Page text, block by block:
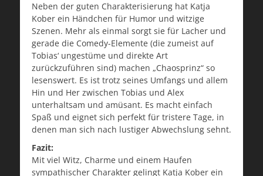
Neben der guten Charakterisierung hat Katja
Kober ein Händchen für Humor und witzige
Szenen. Mehr als einmal sorgt sie für Lacher und
gerade die Comedy-Elemente (die zumeist auf
Tobias‘ ungestüme und direkte Art
zurückzuführen sind) machen „Chaosprinz“ so
lesenswert. Es ist trotz seines Umfangs und allem
Hin und Her zwischen Tobias und Alex
unterhaltsam und amüsant. Es macht einfach
Spaß und eignet sich perfekt für tristere Tage, in
denen man sich nach lustiger Abwechslung sehnt.
Fazit:
Mit viel Witz, Charme und einem Haufen
sympathischer Charakter gelingt Katja Kober ein